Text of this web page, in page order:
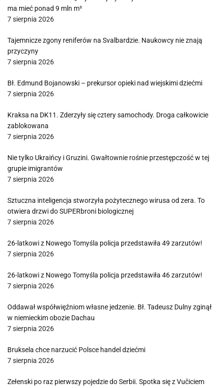
ma mieć ponad 9 mln m²
7 sierpnia 2026
Tajemnicze zgony reniferów na Svalbardzie. Naukowcy nie znają
przyczyny
7 sierpnia 2026
Bł. Edmund Bojanowski – prekursor opieki nad wiejskimi dziećmi
7 sierpnia 2026
Kraksa na DK11. Zderzyły się cztery samochody. Droga całkowicie
zablokowana
7 sierpnia 2026
Nie tylko Ukraińcy i Gruzini. Gwałtownie rośnie przestępczość w tej
grupie imigrantów
7 sierpnia 2026
Sztuczna inteligencja stworzyła pożytecznego wirusa od zera. To
otwiera drzwi do SUPERbroni biologicznej
7 sierpnia 2026
26-latkowi z Nowego Tomyśla policja przedstawiła 49 zarzutów!
7 sierpnia 2026
26-latkowi z Nowego Tomyśla policja przedstawiła 46 zarzutów!
7 sierpnia 2026
Oddawał współwięźniom własne jedzenie. Bł. Tadeusz Dulny zginął
w niemieckim obozie Dachau
7 sierpnia 2026
Bruksela chce narzucić Polsce handel dziećmi
7 sierpnia 2026
Zełenski po raz pierwszy pojedzie do Serbii. Spotka się z Vučiciem